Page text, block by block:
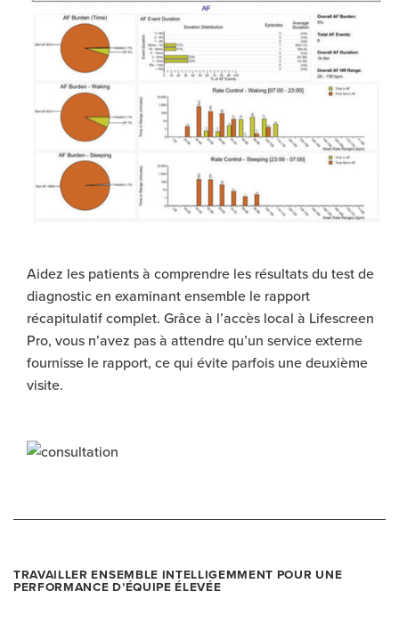
Aidez les patients à comprendre les résultats du test de
diagnostic en examinant ensemble le rapport
récapitulatif complet. Grâce à l’accès local à Lifescreen
Pro, vous n’avez pas à attendre qu’un service externe
fournisse le rapport, ce qui évite parfois une deuxième
visite.
TRAVAILLER ENSEMBLE INTELLIGEMMENT POUR UNE
PERFORMANCE D’ÉQUIPE ÉLEVÉE